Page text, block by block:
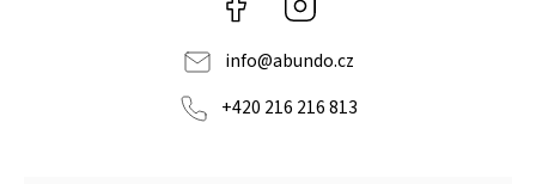
info@abundo.cz
+420 216 216 813